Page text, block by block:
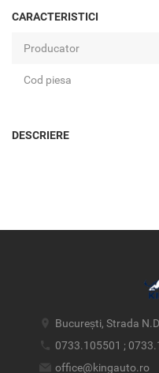
CARACTERISTICI
Producator
Cod piesa
DESCRIERE
București, Strada
0733.105501 ;
office@kingauto.ro